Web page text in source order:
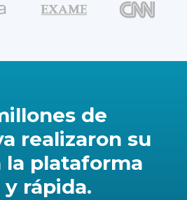
de
realizaron su
plataforma
rápida.